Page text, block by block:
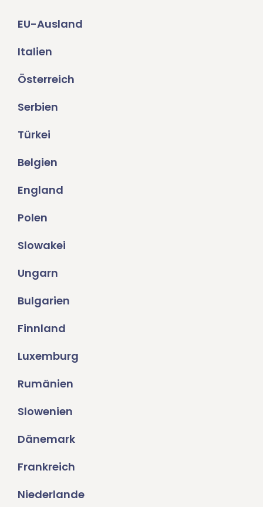
EU-Ausland
Italien
Österreich
Serbien
Türkei
Belgien
England
Polen
Slowakei
Ungarn
Bulgarien
Finnland
Luxemburg
Rumänien
Slowenien
Dänemark
Frankreich
Niederlande